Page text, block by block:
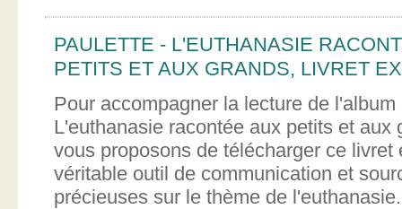
PAULETTE - L'EUTHANASIE
PETITS ET AUX GRANDS, LIVRET
Pour accompagner la lecture de
L'euthanasie racontée aux petits et aux
vous proposons de télécharger ce livret
véritable outil de communication et
précieuses sur le thème de l'euthanasie.